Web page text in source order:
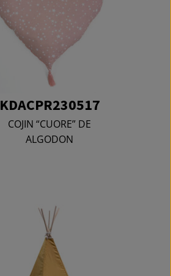
KDACPR230517
COJIN “CUORE” DE
ALGODON